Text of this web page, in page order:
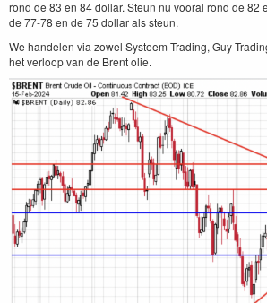
rond de 83 en 84 dollar. Steun nu vooral rond de 82
de 77-78 en de 75 dollar als steun.
We handelen via zowel Systeem Trading, Guy
het verloop van de Brent olie.